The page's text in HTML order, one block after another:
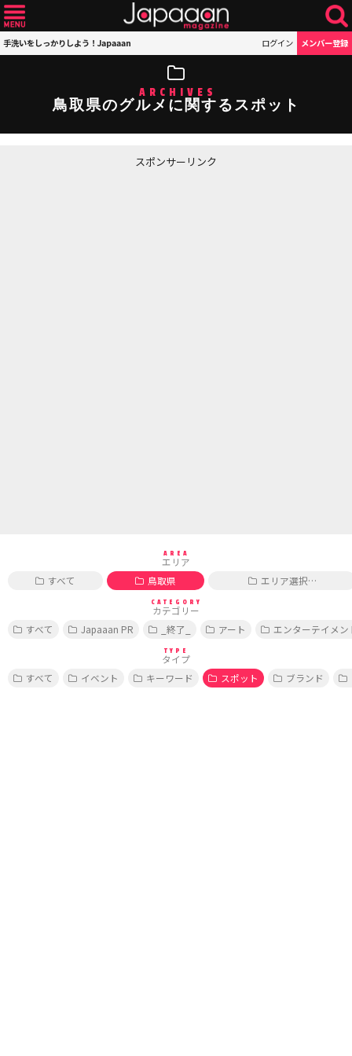
手洗いをしっかりしよう！Japaaan ログイン メンバー登録
ARCHIVES
鳥取県のグルメに関するスポット
スポンサーリンク
AREA
エリア
すべて
鳥取県 エリア選択…
CATEGORY
カテゴリー
すべて
Japaaan PR _終了_ アート エンターテイメン
TYPE
タイプ
すべて
イベント キーワード スポット ブランド